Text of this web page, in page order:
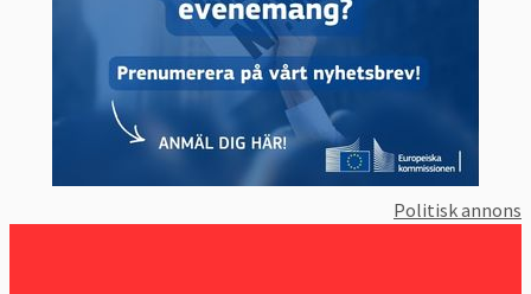
Politisk annons